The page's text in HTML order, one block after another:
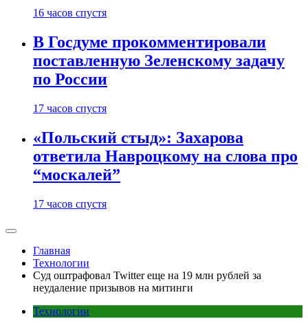
16 часов спустя
В Госдуме прокомментировали
поставленную Зеленскому задачу
по России
17 часов спустя
«Польский стыд»: Захарова
ответила Навроцкому на слова про
“москалей”
17 часов спустя
Главная
Технологии
Суд оштрафовал Twitter еще на 19 млн рублей за
неудаление призывов на митинги
Технологии